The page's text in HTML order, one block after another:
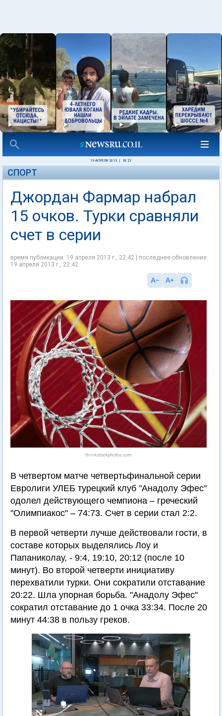
19 АПРЕЛЯ 2013 10:21
СПОРТ
Джордан Фармар набрал
15 очков. Турки сравняли
счет в серии
время публикации: 19 апреля 2013 г., 22:42 | последнее обновление:
19 апреля 2013 г., 22:42
thinkstockphotos.com
В четвертом матче четвертьфинальной серии
Евролиги УЛЕБ турецкий клуб "Анадолу Эфес"
одолел действующего чемпиона – греческий
"Олимпиакос" – 74:73. Счет в серии стал 2:2.
В первой четверти лучше действовали гости, в
составе которых выделялись Лоу и
Папаниколау, - 9:4, 19:10, 20:12 (после 10
минут). Во второй четверти инициативу
перехватили турки. Они сократили отставание
20:22. Шла упорная борьба. "Анадолу Эфес"
сократил отставание до 1 очка 33:34. После 20
минут 44:38 в пользу греков.